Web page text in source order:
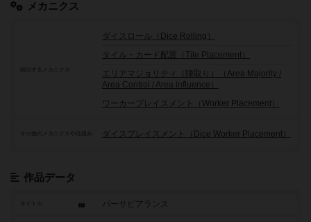
メカニクス
頻出するメカニクス
ダイスロール（Dice Rolling）
タイル・カード配置（Tile Placement）
エリアマジョリティ（陣取り）（Area Majority /
Area Control / Area influence）
ワーカープレイスメント（Worker Placement）
その他のメカニクスや仕組み ダイスプレイスメント（Dice Worker Placement）
作品データ
タイトル パーサビアランス